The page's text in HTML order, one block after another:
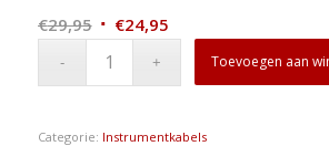
€29,95 Oorspronkelijke
was:
€24,95Huidige
prijs
Toevoegen aan
Categorie: Instrumentkabels